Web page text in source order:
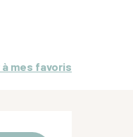
favoris
mes favoris